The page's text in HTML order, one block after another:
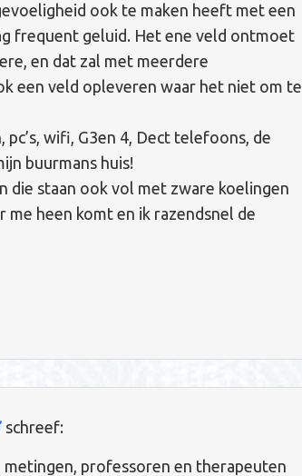
ook te maken heeft met een
frequent geluid. Het ene veld ontmoet
en dat zal met meerdere
een veld opleveren waar het niet om te
wifi, G3en 4, Dect telefoons, de
buurmans huis!
die staan ook vol met zware koelingen
heen komt en ik razendsnel de
schreef:
metingen, professoren en therapeuten